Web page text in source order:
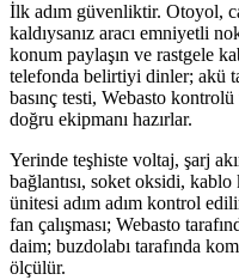
İlk adım güvenliktir. Otoyol,
kaldıysanız aracı emniyetli
konum paylaşın ve rastgele
telefonda belirtiyi dinler; akü
basınç testi, Webasto
doğru ekipmanı hazırlar.
Yerinde teşhiste voltaj, şarj
bağlantısı, soket oksidi,
ünitesi adım adım kontrol
fan çalışması; Webasto
daim; buzdolabı tarafında
ölçülür.